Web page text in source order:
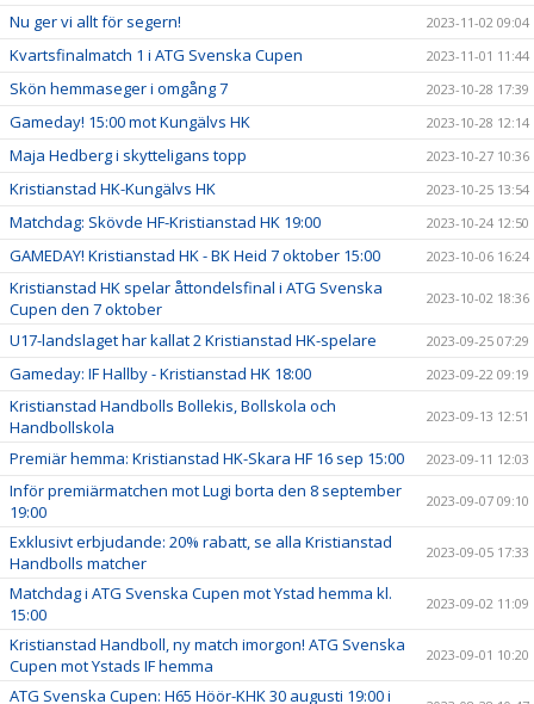
Nu ger vi allt för segern! 2023-11-02 09:04
Kvartsfinalmatch 1 i ATG Svenska Cupen 2023-11-01 11:44
Skön hemmaseger i omgång 7 2023-10-28 17:39
Gameday! 15:00 mot Kungälvs HK 2023-10-28 12:14
Maja Hedberg i skytteligans topp 2023-10-27 10:36
Kristianstad HK-Kungälvs HK 2023-10-25 13:54
Matchdag: Skövde HF-Kristianstad HK 19:00 2023-10-24 12:50
GAMEDAY! Kristianstad HK - BK Heid 7 oktober 15:00 2023-10-06 16:24
Kristianstad HK spelar åttondelsfinal i ATG Svenska
Cupen den 7 oktober
2023-10-02 18:36
U17-landslaget har kallat 2 Kristianstad HK-spelare 2023-09-25 07:29
Gameday: IF Hallby - Kristianstad HK 18:00 2023-09-22 09:19
Kristianstad Handbolls Bollekis, Bollskola och
Handbollskola
2023-09-13 12:51
Premiär hemma: Kristianstad HK-Skara HF 16 sep 15:00 2023-09-11 12:03
Inför premiärmatchen mot Lugi borta den 8 september
19:00
2023-09-07 09:10
Exklusivt erbjudande: 20% rabatt, se alla Kristianstad
Handbolls matcher
2023-09-05 17:33
Matchdag i ATG Svenska Cupen mot Ystad hemma kl.
15:00
2023-09-02 11:09
Kristianstad Handboll, ny match imorgon! ATG Svenska
Cupen mot Ystads IF hemma
2023-09-01 10:20
ATG Svenska Cupen: H65 Höör-KHK 30 augusti 19:00 i